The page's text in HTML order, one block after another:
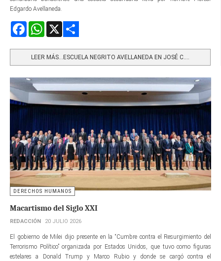
Edgardo Avellaneda.
FacebookWhatsApp
LEER MÁS…ESCUELA NEGRITO AVELLANEDA EN JOSÉ C....
DERECHOS HUMANOS
Macartismo del Siglo XXI
REDACCIÓN 20 JULIO 2026
El gobierno de Milei dijo presente en la “Cumbre contra el Resurgimiento del
Terrorismo Político” organizada por Estados Unidos, que tuvo como figuras
estelares a Donald Trump y Marco Rubio y donde se cargó contra el